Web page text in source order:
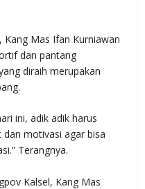
Kang Mas Ifan Kurniawan
dan pantang
diraih merupakan
ini, adik adik harus
motivasi agar bisa
Terangnya.
Kalsel, Kang Mas